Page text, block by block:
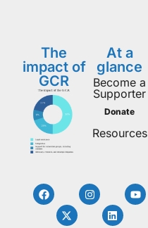
The
impact of
GCR
At a
glance
Become a
Supporter
Donate
Resources